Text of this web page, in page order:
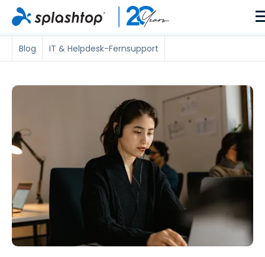
Blog IT & Helpdesk-Fernsupport